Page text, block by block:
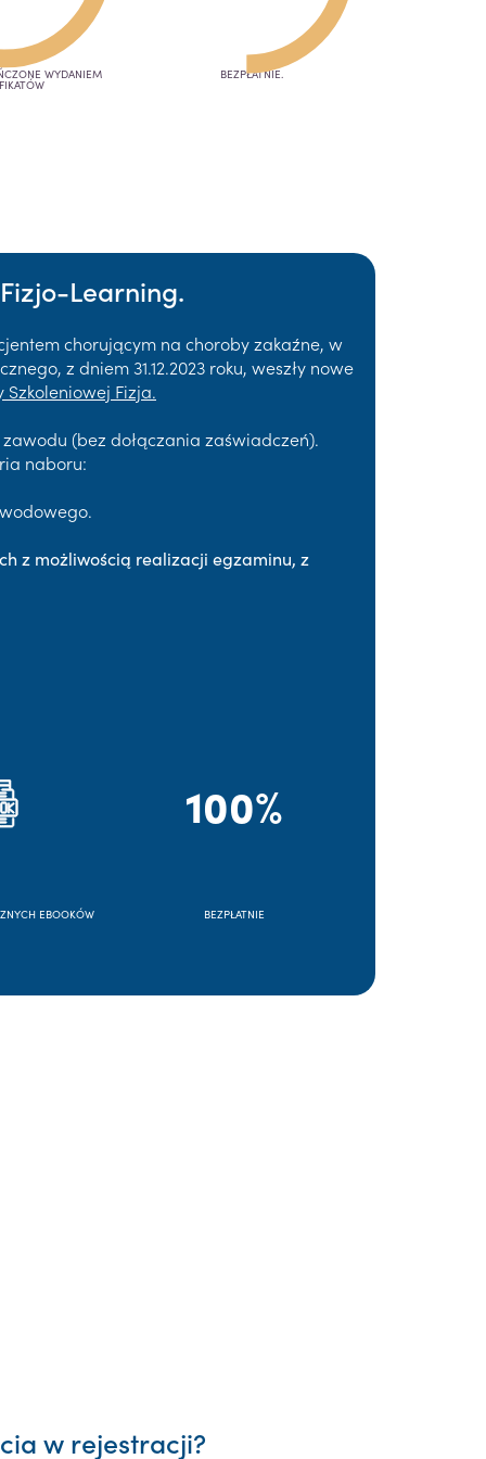
WYDANIEM BEZPŁATNIE.
Learning.
chorującym na choroby zakaźne, w
z dniem 31.12.2023 roku, weszły nowe
Fizja.
(bez dołączania zaświadczeń).
naboru:
z możliwością realizacji egzaminu, z
EBOOKÓW
100%
BEZPŁATNIE
w rejestracji?